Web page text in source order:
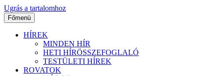
Ugrás a tartalomhoz
Főmenü
HÍREK
MINDEN HÍR
HETI HÍRÖSSZEFOGLALÓ
TESTÜLETI HÍREK
ROVATOK